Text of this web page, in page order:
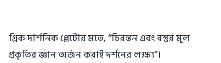
গ্রিক দার্শনিক প্লেটোর মতে, “চিরন্তন এবং বস্তুর মূল
প্রকৃতির জ্ঞান অর্জন করাই দর্শনের লক্ষ্য”।